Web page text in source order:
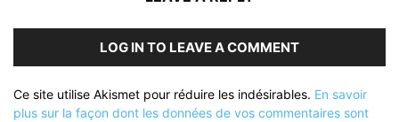
LOG IN TO LEAVE A COMMENT
Ce site utilise Akismet pour réduire les indésirables. En savoir
plus sur la façon dont les données de vos commentaires sont